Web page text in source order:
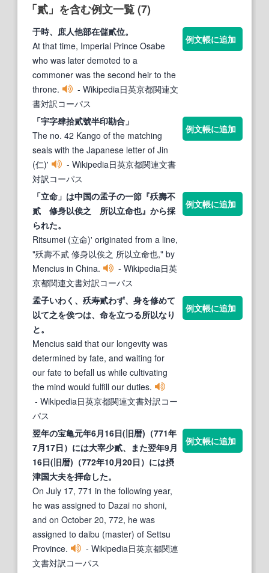
「貳」を含む例文一覧 (7)
于時、庶人他部在儲貳位。
At that time, Imperial Prince Osabe
who was later demoted to a
commoner was the second heir to the
throne.
- Wikipedia日英京都関連文
書対訳コーパス
例文帳に追加
「宇字肆拾貳號半印勘合」
The no. 42 Kango of the matching
seals with the Japanese letter of Jin
(仁)'
- Wikipedia日英京都関連文書
対訳コーパス
例文帳に追加
「立命」は中国の孟子の一節『殀壽不
貳 修身以俟之 所以立命也』から採
られた。
Ritsumei (立命)' originated from a line,
"殀壽不貳 修身以俟之 所以立命也," by
Mencius in China.
- Wikipedia日英
京都関連文書対訳コーパス
例文帳に追加
孟子いわく、殀寿貳わず、身を修めて
以て之を俟つは、命を立つる所以なり
と。
Mencius said that our longevity was
determined by fate, and waiting for
our fate to befall us while cultivating
the mind would fulfill our duties.
- Wikipedia日英京都関連文書対訳コー
パス
例文帳に追加
翌年の宝亀元年6月16日(旧暦)（771年
7月17日）には大宰少貳、また翌年9月
16日(旧暦)（772年10月20日）には摂
津国大夫を拝命した。
On July 17, 771 in the following year,
he was assigned to Dazai no shoni,
and on October 20, 772, he was
assigned to daibu (master) of Settsu
Province.
- Wikipedia日英京都関連
文書対訳コーパス
例文帳に追加